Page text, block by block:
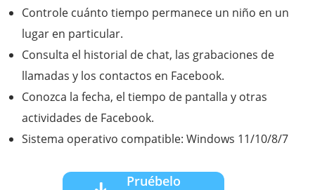
Controle cuánto tiempo permanece un niño en un
lugar en particular.
Consulta el historial de chat, las grabaciones de
llamadas y los contactos en Facebook.
Conozca la fecha, el tiempo de pantalla y otras
actividades de Facebook.
Sistema operativo compatible: Windows 11/10/8/7
Pruébelo